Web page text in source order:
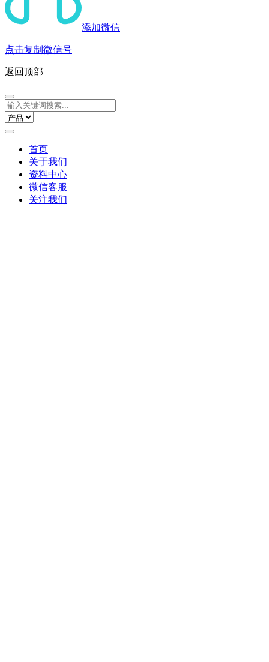
添加微信
点击复制微信号
返回顶部
首页
关于我们
资料中心
微信客服
关注我们